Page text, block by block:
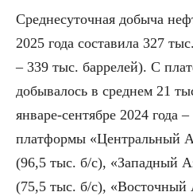
Среднесуточная добыча
2025 года составила 327
– 339 тыс. баррелей). С
добывалось в среднем 21
январе-сентябре 2024 года
платформы «Центральный
(96,5 тыс. б/с), «Западный
(75,5 тыс. б/с), «Восточный